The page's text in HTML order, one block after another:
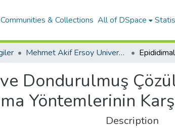
Communities & Collections All of DSpace
Mehmet Akif Ersoy University Journal of Health Sciences Institute
Dondurulmuş
Yöntemlerinin
Description